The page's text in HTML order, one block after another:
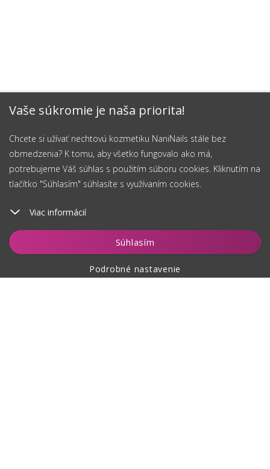
Vaše súkromie je naša priorita!
Chcete si užívať nechtovú kozmetiku NaniNails stále bez
obmedzenia? K tomu, aby všetko fungovalo ako má,
potrebujeme Váš súhlas s použitím súboru cookies. Kliknutím na
tlačítko "Súhlasím" súhlasíte s využívaním cookies.
Viac informácií
Súhlasím
Podrobné nastavenie
Vložiť do košíka